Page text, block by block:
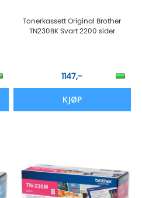
Tonerkassett Original Brother
TN230BK Svart 2200 sider
1147,-
KJØP